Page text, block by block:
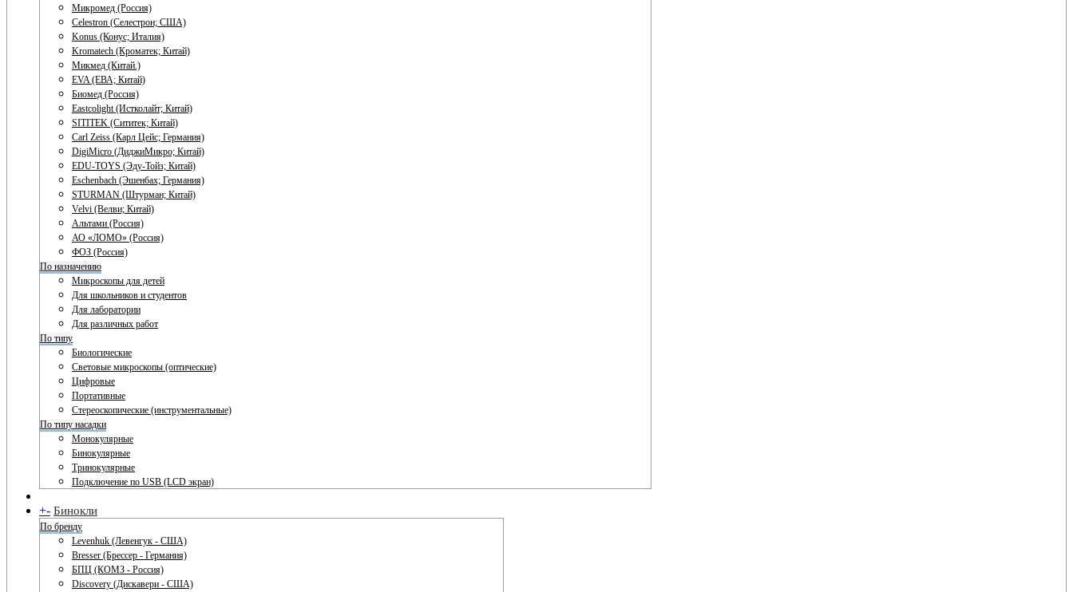
Микромед (Россия)
Celestron (Селестрон; США)
Konus (Конус; Италия)
Kromatech (Кроматек; Китай)
Микмед (Китай.)
EVA (ЕВА; Китай)
Биомед (Россия)
Eastcolight (Истколайт; Китай)
SITITEK (Сититек; Китай)
Carl Zeiss (Карл Цейс; Германия)
DigiMicro (ДиджиМикро; Китай)
EDU-TOYS (Эду-Тойз; Китай)
Eschenbach (Эшенбах; Германия)
STURMAN (Штурман; Китай)
Velvi (Велви; Китай)
Альтами (Россия)
АО «ЛОМО» (Россия)
ФОЗ (Россия)
По назначению
Микроскопы для детей
Для школьников и студентов
Для лаборатории
Для различных работ
По типу
Биологические
Световые микроскопы (оптические)
Цифровые
Портативные
Стереоскопические (инструментальные)
По типу насадки
Монокулярные
Бинокулярные
Тринокулярные
Подключение по USB (LCD экран)
+- Бинокли
По бренду
Levenhuk (Левенгук - США)
Bresser (Брессер - Германия)
БПЦ (КОМЗ - Россия)
Discovery (Дискавери - США)